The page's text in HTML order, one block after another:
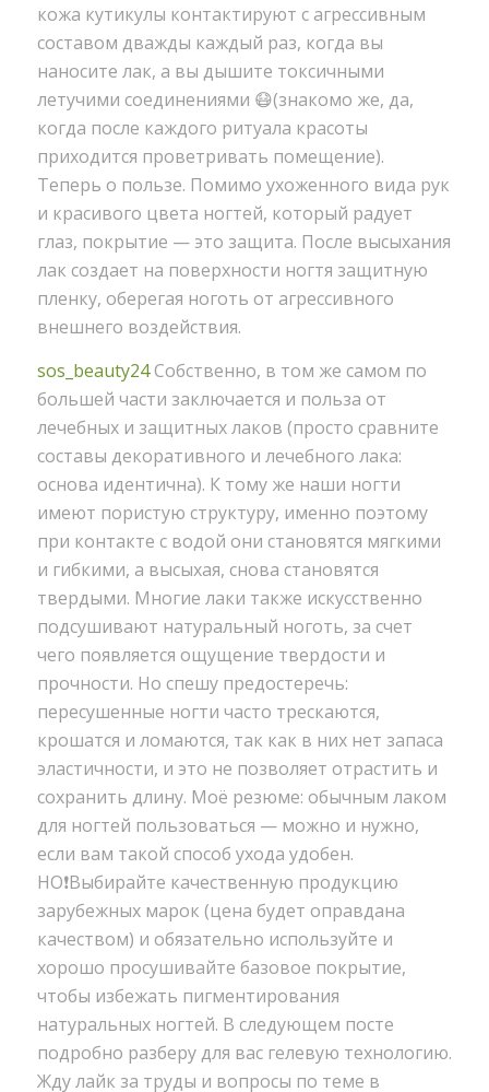
кожа кутикулы контактируют с агрессивным
составом дважды каждый раз, когда вы
наносите лак, а вы дышите токсичными
летучими соединениями 😷(знакомо же, да,
когда после каждого ритуала красоты
приходится проветривать помещение).
Теперь о пользе. Помимо ухоженного вида рук
и красивого цвета ногтей, который радует
глаз, покрытие — это защита. После высыхания
лак создает на поверхности ногтя защитную
пленку, оберегая ноготь от агрессивного
внешнего воздействия.
sos_beauty24Собственно, в том же самом по
большей части заключается и польза от
лечебных и защитных лаков (просто сравните
составы декоративного и лечебного лака:
основа идентична). К тому же наши ногти
имеют пористую структуру, именно поэтому
при контакте с водой они становятся мягкими
и гибкими, а высыхая, снова становятся
твердыми. Многие лаки также искусственно
подсушивают натуральный ноготь, за счет
чего появляется ощущение твердости и
прочности. Но спешу предостеречь:
пересушенные ногти часто трескаются,
крошатся и ломаются, так как в них нет запаса
эластичности, и это не позволяет отрастить и
сохранить длину. Моё резюме: обычным лаком
для ногтей пользоваться — можно и нужно,
если вам такой способ ухода удобен.
НО❗️Выбирайте качественную продукцию
зарубежных марок (цена будет оправдана
качеством) и обязательно используйте и
хорошо просушивайте базовое покрытие,
чтобы избежать пигментирования
натуральных ногтей. В следующем посте
подробно разберу для вас гелевую технологию.
Жду лайк за труды и вопросы по теме в